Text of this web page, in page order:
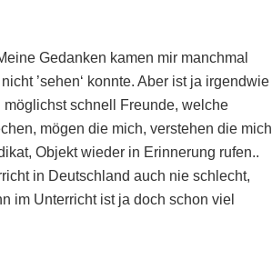
Gedanken kamen mir manchmal
’sehen‘ konnte. Aber ist ja irgendwie
schnell Freunde, welche
mögen die mich, verstehen die mich
Objekt wieder in Erinnerung rufen..
in Deutschland auch nie schlecht,
im Unterricht ist ja doch schon viel